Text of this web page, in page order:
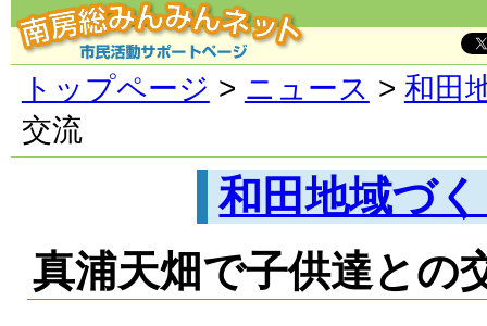
トップページ > ニュース > 和田
交流
和田地域づ
真浦天畑で子供達との